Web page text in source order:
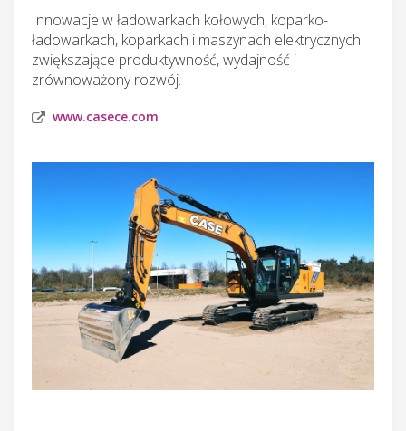
Innowacje w ładowarkach kołowych, koparko-
ładowarkach, koparkach i maszynach elektrycznych
zwiększające produktywność, wydajność i
zrównoważony rozwój.
www.casece.com